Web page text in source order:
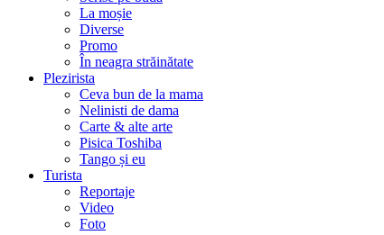
La moșie
Diverse
Promo
În neagra străinătate
Plezirista
Ceva bun de la mama
Nelinisti de dama
Carte & alte arte
Pisica Toshiba
Tango și eu
Turista
Reportaje
Video
Foto